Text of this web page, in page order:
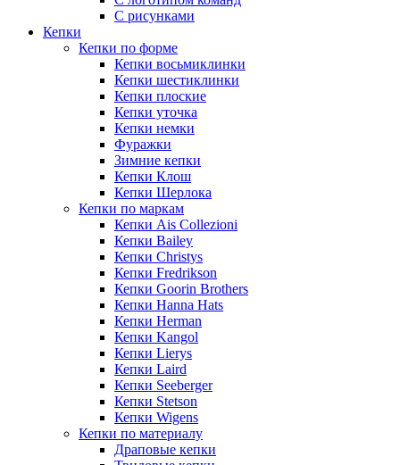
С рисунками
Кепки
Кепки по форме
Кепки восьмиклинки
Кепки шестиклинки
Кепки плоские
Кепки уточка
Кепки немки
Фуражки
Зимние кепки
Кепки Клош
Кепки Шерлока
Кепки по маркам
Кепки Ais Collezioni
Кепки Bailey
Кепки Christys
Кепки Fredrikson
Кепки Goorin Brothers
Кепки Hanna Hats
Кепки Herman
Кепки Kangol
Кепки Lierys
Кепки Laird
Кепки Seeberger
Кепки Stetson
Кепки Wigens
Кепки по материалу
Драповые кепки